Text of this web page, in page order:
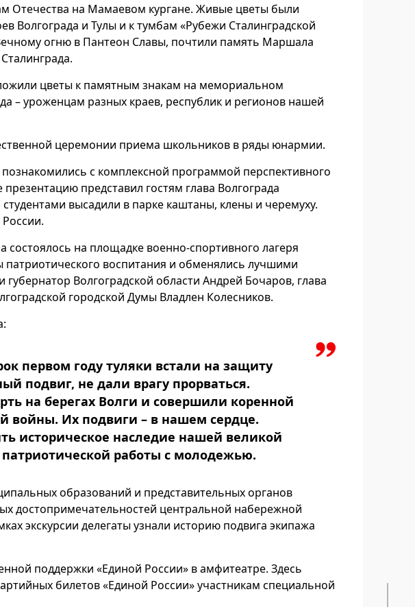
Отечества на Мамаевом кургане. Живые цветы были
Волгограда и Тулы и к тумбам «Рубежи Сталинградской
огню в Пантеон Славы, почтили память Маршала
цветы к памятным знакам на мемориальном
– уроженцам разных краев, республик и регионов нашей
церемонии приема школьников в ряды юнармии.
с комплексной программой перспективного
представил гостям глава Волгограда
высадили в парке каштаны, клены и черемуху.
на площадке военно‑спортивного лагеря
воспитания и обменялись лучшими
Волгоградской области Андрей Бочаров, глава
городской Думы Владлен Колесников.
первом году туляки встали на защиту
подвиг, не дали врагу прорваться.
на берегах Волги и совершили коренной
войны. Их подвиги – в нашем сердце.
историческое наследие нашей великой
работы с молодежью.
образований и представительных органов
достопримечательностей центральной набережной
экскурсии делегаты узнали историю подвига экипажа
поддержки «Единой России» в амфитеатре. Здесь
билетов «Единой России» участникам специальной